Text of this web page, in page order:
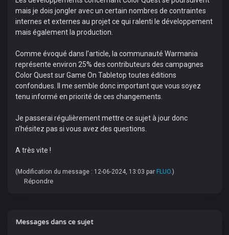
mais je dois jongler avec un certain nombres de contraintes
internes et externes au projet ce qui ralenti le développement
mais également la production.
Comme évoqué dans l'article, la communauté Warmania
représente environ 25% des contributeurs des campagnes
Color Quest sur Game On Tabletop toutes éditions
confondues. Il me semble donc important que vous soyez
tenu informé en priorité de ces changements.
Je passerai régulièrement mettre ce sujet à jour donc
n'hésitez pas si vous avez des questions.
A très vite !
(Modification du message : 12-06-2024, 13:03 par FLUO.)
Répondre
Messages dans ce sujet